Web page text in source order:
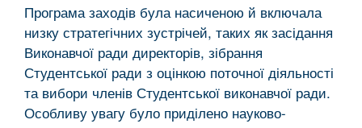
Програма заходів була насиченою й включала
низку стратегічних зустрічей, таких як засідання
Виконавчої ради директорів, зібрання
Студентської ради з оцінкою поточної діяльності
та вибори членів Студентської виконавчої ради.
Особливу увагу було приділено науково-